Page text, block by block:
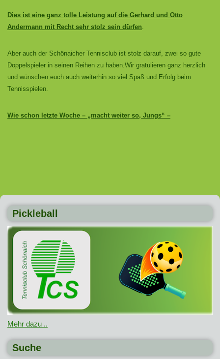
Dies ist eine ganz tolle Leistung auf die Gerhard und Otto
Andermann mit Recht sehr stolz sein dürfen.
Aber auch der Schönaicher Tennisclub ist stolz darauf, zwei so gute
Doppelspieler in seinen Reihen zu haben.Wir gratulieren ganz herzlich
und wünschen euch auch weiterhin so viel Spaß und Erfolg beim
Tennisspielen.
Wie schon letzte Woche – „macht weiter so, Jungs“ –
Pickleball
Mehr dazu ..
Suche